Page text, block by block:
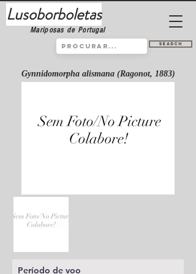
Lusoborboletas
Mariposas de Portugal
Search
Gynnidomorpha alismana (Ragonot, 1883)
Período de voo